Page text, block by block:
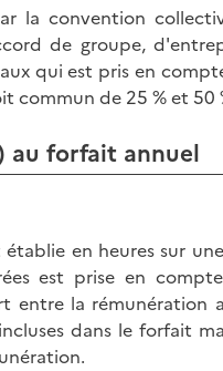
la convention
de groupe,
qui est pris en
commun de 25 % et 50
au forfait annuel
en heures sur
est prise en
entre la rémunération
dans le forfait